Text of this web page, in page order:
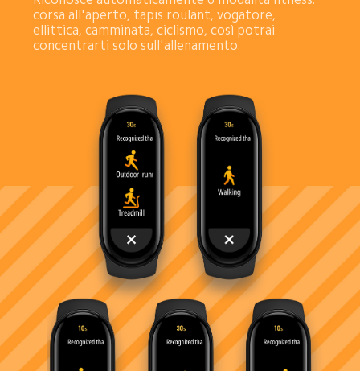
corsa all'aperto, tapis roulant, vogatore,
ellittica, camminata, ciclismo, così potrai
concentrarti solo sull'allenamento.